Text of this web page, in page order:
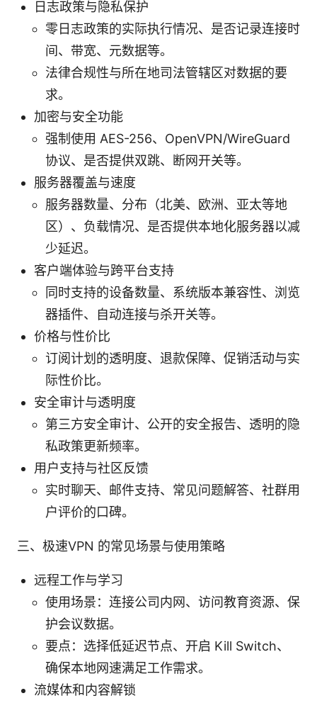
日志政策与隐私保护
零日志政策的实际执行情况、是否记录连接时
间、带宽、元数据等。
法律合规性与所在地司法管辖区对数据的要
求。
加密与安全功能
强制使用 AES-256、OpenVPN/WireGuard
协议、是否提供双跳、断网开关等。
服务器覆盖与速度
服务器数量、分布（北美、欧洲、亚太等地
区）、负载情况、是否提供本地化服务器以减
少延迟。
客户端体验与跨平台支持
同时支持的设备数量、系统版本兼容性、浏览
器插件、自动连接与杀开关等。
价格与性价比
订阅计划的透明度、退款保障、促销活动与实
际性价比。
安全审计与透明度
第三方安全审计、公开的安全报告、透明的隐
私政策更新频率。
用户支持与社区反馈
实时聊天、邮件支持、常见问题解答、社群用
户评价的口碑。
三、极速VPN 的常见场景与使用策略
远程工作与学习
使用场景：连接公司内网、访问教育资源、保
护会议数据。
要点：选择低延迟节点、开启 Kill Switch、
确保本地网速满足工作需求。
流媒体和内容解锁